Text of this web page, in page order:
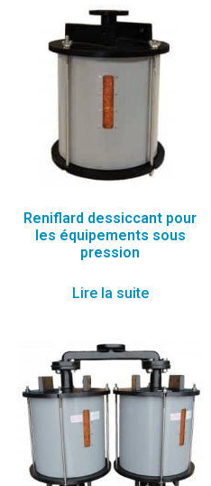
Reniflard dessiccant pour
les équipements sous
pression
Lire la suite